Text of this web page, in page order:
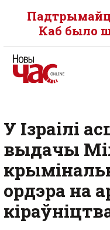
Каб было
У Ізраілі
выдачы
ордэра на